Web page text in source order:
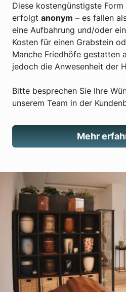
Diese kostengünstigste
erfolgt anonym – es fallen
eine Aufbahrung und/oder
Kosten für einen Grabstein
Manche Friedhöfe gestatten
jedoch die Anwesenheit der
Bitte besprechen Sie Ihre
unserem Team in der
Mehr